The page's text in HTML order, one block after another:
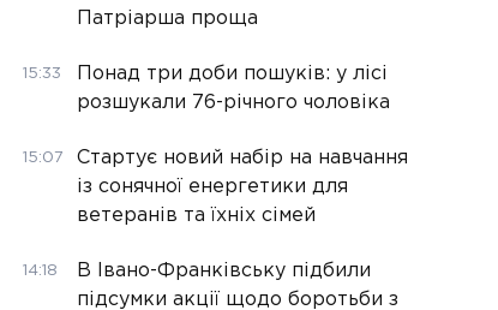
Патріарша проща
15:33
Понад три доби пошуків: у лісі
розшукали 76-річного чоловіка
15:07
Стартує новий набір на навчання
із сонячної енергетики для
ветеранів та їхніх сімей
14:18
В Івано-Франківську підбили
підсумки акції щодо боротьби з